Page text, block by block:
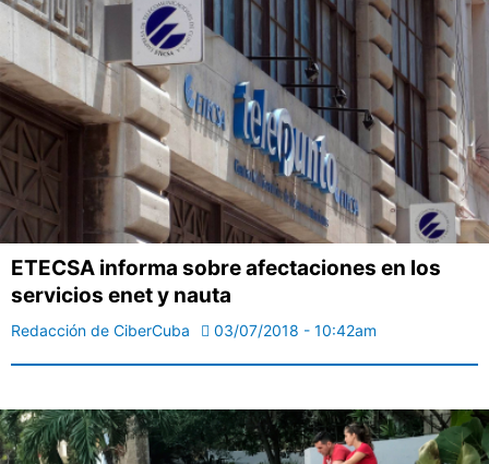
ETECSA informa sobre afectaciones en los
servicios enet y nauta
Redacción de CiberCuba 03/07/2018 - 10:42am